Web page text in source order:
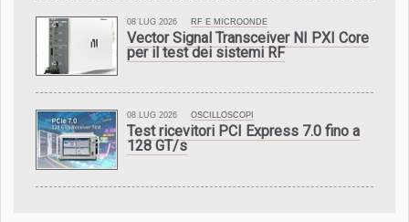
08 LUG 2026 RF E MICROONDE
Vector Signal Transceiver NI PXI Core
per il test dei sistemi RF
08 LUG 2026 OSCILLOSCOPI
Test ricevitori PCI Express 7.0 fino a
128 GT/s